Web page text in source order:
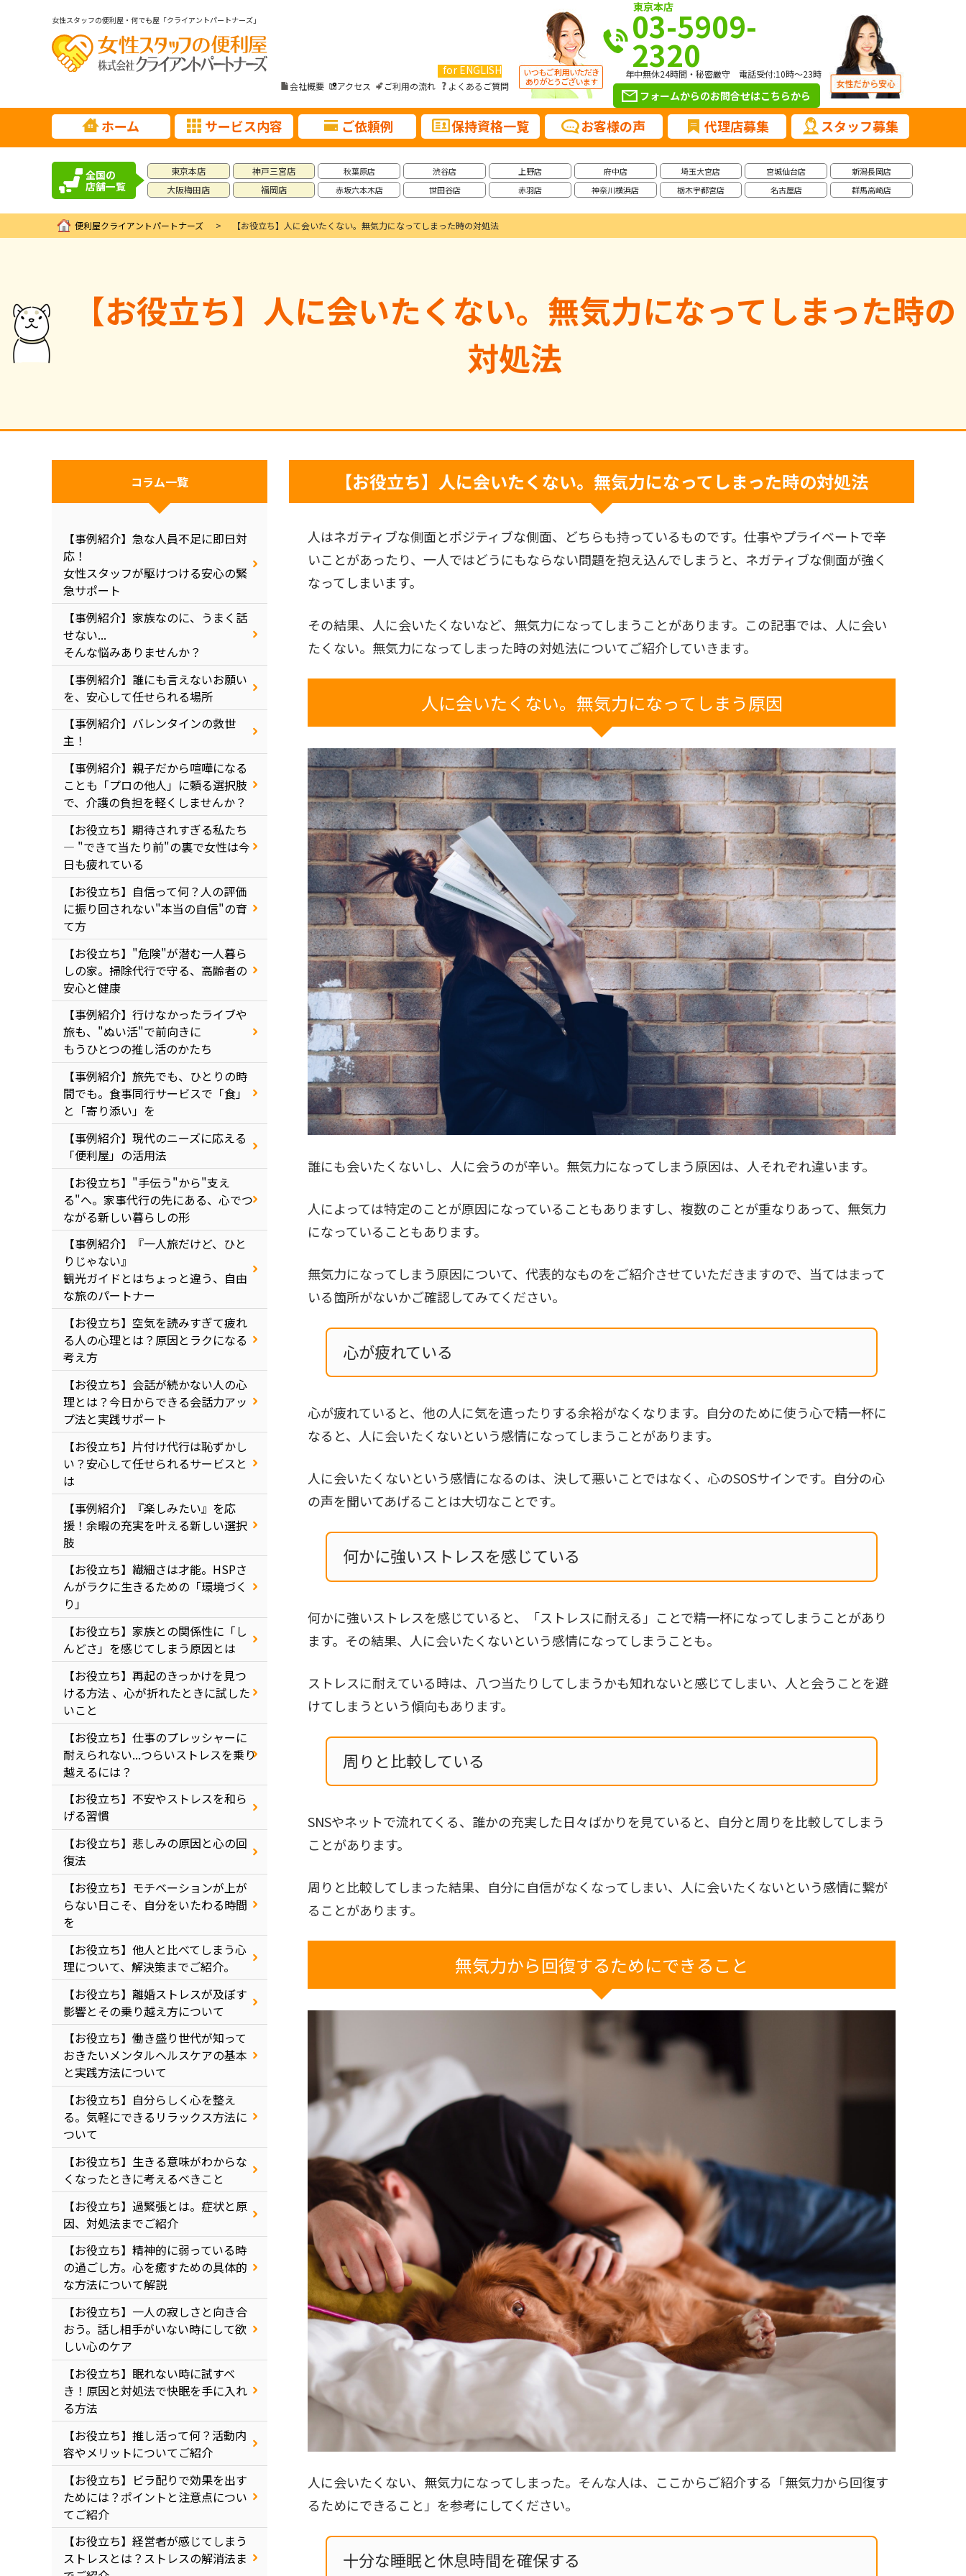
女性スタッフの便利屋・何でも屋「クライアントパートナーズ」
for ENGLISH
会社概要 アクセス ご利用の流れ よくあるご質問
東京本店
03-5909-
2320
年中無休24時間・秘密厳守 電話受付:10時～23時
フォームからのお問合せはこちらから
ホーム サービス内容 ご依頼例 保持資格一覧 お客様の声 代理店募集 スタッフ募集
全国の
店舗一覧
東京本店
大阪梅田店
神戸三宮店
福岡店
秋葉原店
赤坂六本木店
渋谷店
世田谷店
上野店
赤羽店
府中店
神奈川横浜店
埼玉大宮店
栃木宇都宮店
宮城仙台店
名古屋店
新潟長岡店
群馬高崎店
便利屋クライアントパートナーズ 【お役立ち】人に会いたくない。無気力になってしまった時の対処法
【お役立ち】人に会いたくない。無気力になってしまった時の
対処法
【お役立ち】人に会いたくない。無気力になってしまった時の対処法
人はネガティブな側面とポジティブな側面、どちらも持っているものです。仕事やプライベートで辛
いことがあったり、一人ではどうにもならない問題を抱え込んでしまうと、ネガティブな側面が強く
なってしまいます。
その結果、人に会いたくないなど、無気力になってしまうことがあります。この記事では、人に会い
たくない。無気力になってしまった時の対処法についてご紹介していきます。
人に会いたくない。無気力になってしまう原因
誰にも会いたくないし、人に会うのが辛い。無気力になってしまう原因は、人それぞれ違います。
人によっては特定のことが原因になっていることもありますし、複数のことが重なりあって、無気力
になっていることもあります。
無気力になってしまう原因について、代表的なものをご紹介させていただきますので、当てはまって
いる箇所がないかご確認してみてください。
心が疲れている
心が疲れていると、他の人に気を遣ったりする余裕がなくなります。自分のために使う心で精一杯に
なると、人に会いたくないという感情になってしまうことがあります。
人に会いたくないという感情になるのは、決して悪いことではなく、心のSOSサインです。自分の心
の声を聞いてあげることは大切なことです。
何かに強いストレスを感じている
何かに強いストレスを感じていると、「ストレスに耐える」ことで精一杯になってしまうことがあり
ます。その結果、人に会いたくないという感情になってしまうことも。
ストレスに耐えている時は、八つ当たりしてしまうかも知れないと感じてしまい、人と会うことを避
けてしまうという傾向もあります。
周りと比較している
SNSやネットで流れてくる、誰かの充実した日々ばかりを見ていると、自分と周りを比較してしまう
ことがあります。
周りと比較してしまった結果、自分に自信がなくなってしまい、人に会いたくないという感情に繋が
ることがあります。
無気力から回復するためにできること
人に会いたくない、無気力になってしまった。そんな人は、ここからご紹介する「無気力から回復す
るためにできること」を参考にしてください。
十分な睡眠と休息時間を確保する
コラム一覧
【事例紹介】急な人員不足に即日対
応！
女性スタッフが駆けつける安心の緊
急サポート
【事例紹介】家族なのに、うまく話
せない...
そんな悩みありませんか？
【事例紹介】誰にも言えないお願い
を、安心して任せられる場所
【事例紹介】バレンタインの救世
主！
【事例紹介】親子だから喧嘩になる
ことも「プロの他人」に頼る選択肢
で、介護の負担を軽くしませんか？
【お役立ち】期待されすぎる私たち
― "できて当たり前"の裏で女性は今
日も疲れている
【お役立ち】自信って何？人の評価
に振り回されない"本当の自信"の育
て方
【お役立ち】"危険"が潜む一人暮ら
しの家。掃除代行で守る、高齢者の
安心と健康
【事例紹介】行けなかったライブや
旅も、"ぬい活"で前向きに
もうひとつの推し活のかたち
【事例紹介】旅先でも、ひとりの時
間でも。食事同行サービスで「食」
と「寄り添い」を
【事例紹介】現代のニーズに応える
「便利屋」の活用法
【お役立ち】"手伝う"から"支え
る"へ。家事代行の先にある、心でつ
ながる新しい暮らしの形
【事例紹介】『一人旅だけど、ひと
りじゃない』
観光ガイドとはちょっと違う、自由
な旅のパートナー
【お役立ち】空気を読みすぎて疲れ
る人の心理とは？原因とラクになる
考え方
【お役立ち】会話が続かない人の心
理とは？今日からできる会話力アッ
プ法と実践サポート
【お役立ち】片付け代行は恥ずかし
い？安心して任せられるサービスと
は
【事例紹介】『楽しみたい』を応
援！余暇の充実を叶える新しい選択
肢
【お役立ち】繊細さは才能。HSPさ
んがラクに生きるための「環境づく
り」
【お役立ち】家族との関係性に「し
んどさ」を感じてしまう原因とは
【お役立ち】再起のきっかけを見つ
ける方法 、心が折れたときに試した
いこと
【お役立ち】仕事のプレッシャーに
耐えられない...つらいストレスを乗り
越えるには？
【お役立ち】不安やストレスを和ら
げる習慣
【お役立ち】悲しみの原因と心の回
復法
【お役立ち】モチベーションが上が
らない日こそ、自分をいたわる時間
を
【お役立ち】他人と比べてしまう心
理について、解決策までご紹介。
【お役立ち】離婚ストレスが及ぼす
影響とその乗り越え方について
【お役立ち】働き盛り世代が知って
おきたいメンタルヘルスケアの基本
と実践方法について
【お役立ち】自分らしく心を整え
る。気軽にできるリラックス方法に
ついて
【お役立ち】生きる意味がわからな
くなったときに考えるべきこと
【お役立ち】過緊張とは。症状と原
因、対処法までご紹介
【お役立ち】精神的に弱っている時
の過ごし方。心を癒すための具体的
な方法について解説
【お役立ち】一人の寂しさと向き合
おう。話し相手がいない時にして欲
しい心のケア
【お役立ち】眠れない時に試すべ
き！原因と対処法で快眠を手に入れ
る方法
【お役立ち】推し活って何？活動内
容やメリットについてご紹介
【お役立ち】ビラ配りで効果を出す
ためには？ポイントと注意点につい
てご紹介
【お役立ち】経営者が感じてしまう
ストレスとは？ストレスの解消法ま